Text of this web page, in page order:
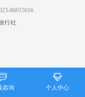
86915016
行社
咨询

个人中心